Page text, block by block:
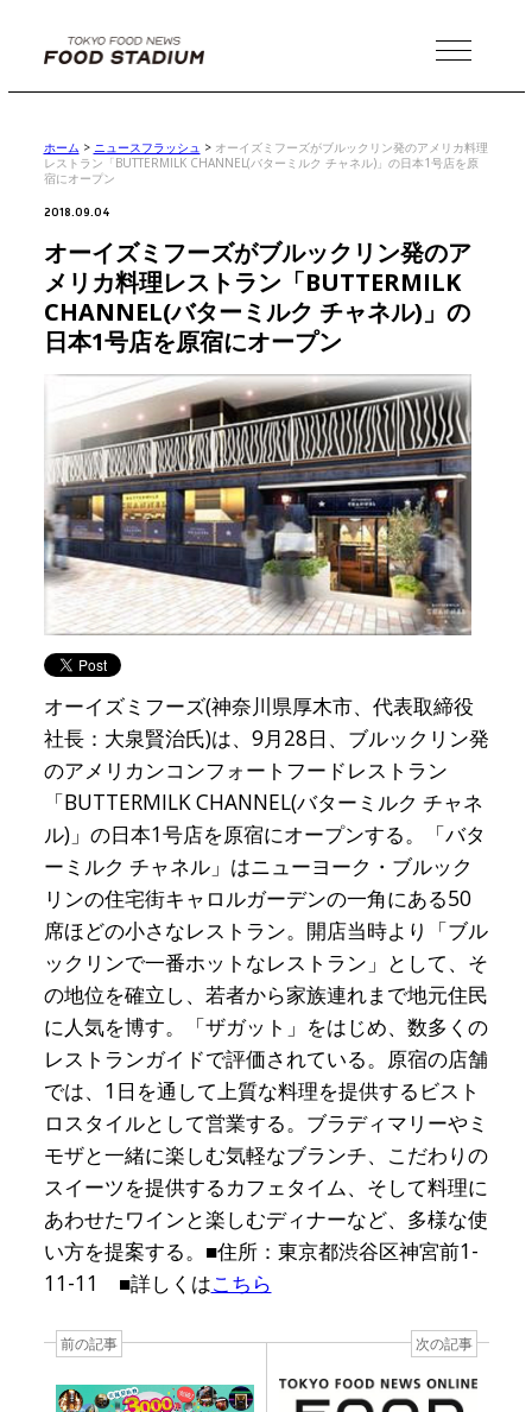
MENU
ホーム > ニュースフラッシュ > オーイズミフーズがブルックリン発のアメリカ料理
レストラン「BUTTERMILK CHANNEL(バターミルク チャネル)」の日本1号店を原
宿にオープン
2018.09.04
オーイズミフーズがブルックリン発のア
メリカ料理レストラン「BUTTERMILK
CHANNEL(バターミルク チャネル)」の
日本1号店を原宿にオープン
オーイズミフーズ(神奈川県厚木市、代表取締役
社長：大泉賢治氏)は、9月28日、ブルックリン発
のアメリカンコンフォートフードレストラン
「BUTTERMILK CHANNEL(バターミルク チャネ
ル)」の日本1号店を原宿にオープンする。「バタ
ーミルク チャネル」はニューヨーク・ブルック
リンの住宅街キャロルガーデンの一角にある50
席ほどの小さなレストラン。開店当時より「ブル
ックリンで一番ホットなレストラン」として、そ
の地位を確立し、若者から家族連れまで地元住民
に人気を博す。「ザガット」をはじめ、数多くの
レストランガイドで評価されている。原宿の店舗
では、1日を通して上質な料理を提供するビスト
ロスタイルとして営業する。ブラディマリーやミ
モザと一緒に楽しむ気軽なブランチ、こだわりの
スイーツを提供するカフェタイム、そして料理に
あわせたワインと楽しむディナーなど、多様な使
い方を提案する。■住所：東京都渋谷区神宮前1-
11-11 ■詳しくはこちら
前の記事 次の記事